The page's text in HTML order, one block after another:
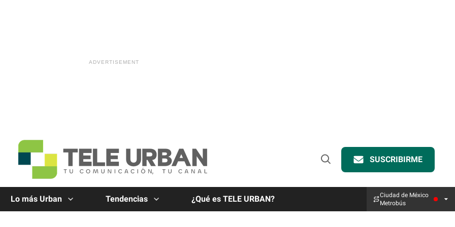
Open
SUSCRIBIRME
Lo más Urban Tendencias ¿Qué es TELE URBAN?
Ciudad de México
Metrobús